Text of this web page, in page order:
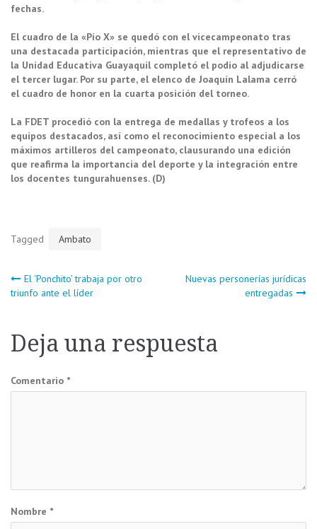
fechas.
El cuadro de la «Pío X» se quedó con el vicecampeonato tras
una destacada participación, mientras que el representativo de
la Unidad Educativa Guayaquil completó el podio al adjudicarse
el tercer lugar. Por su parte, el elenco de Joaquín Lalama cerró
el cuadro de honor en la cuarta posición del torneo.
La FDET procedió con la entrega de medallas y trofeos a los
equipos destacados, así como el reconocimiento especial a los
máximos artilleros del campeonato, clausurando una edición
que reafirma la importancia del deporte y la integración entre
los docentes tungurahuenses. (D)
Tagged Ambato
Navegación
entradas
El ‘Ponchito’ trabaja por otro
triunfo ante el líder
Nuevas personerías jurídicas
entregadas
Deja una respuesta
Comentario *
Nombre *